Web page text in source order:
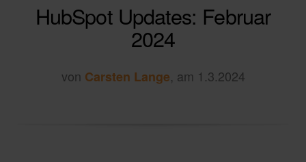
HubSpot Updates: Februar
2024
von Carsten Lange, am 1.3.2024